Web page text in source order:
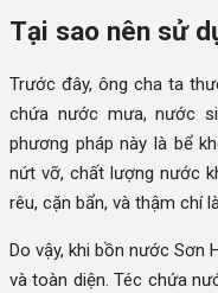
Tại sao nên sử
Trước đây, ông cha ta
chứa nước mưa, nước
phương pháp này là bể
nứt vỡ, chất lượng nước
rêu, cặn bẩn, và thậm chí
Do vậy, khi bồn nước
và toàn diện. Téc chứa